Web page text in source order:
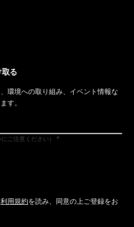
る
環境への取り組み、イベント情報な
す。
ご注意ください）
利用規約を読み、同意の上ご登録をお